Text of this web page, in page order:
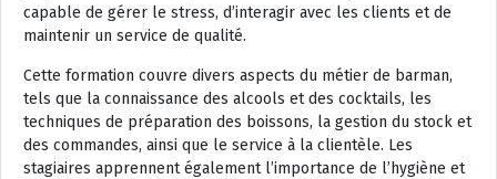
capable de gérer le stress, d’interagir avec les clients et de
maintenir un service de qualité.
Cette formation couvre divers aspects du métier de barman,
tels que la connaissance des alcools et des cocktails, les
techniques de préparation des boissons, la gestion du stock et
des commandes, ainsi que le service à la clientèle. Les
stagiaires apprennent également l’importance de l’hygiène et